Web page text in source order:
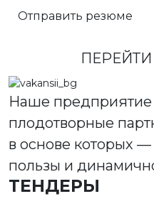
Отправить резюме
Наше предприятие
плодотворные
в основе которых
пользы и
ТЕНДЕРЫ